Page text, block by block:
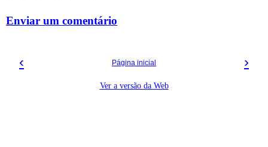
Enviar um comentário
‹ ›
Página inicial
Ver a versão da Web